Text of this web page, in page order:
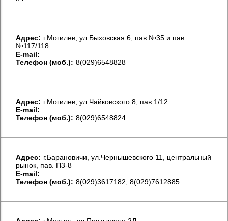
Aдрес: г.Могилев, ул.Быховская 6, пав.№35 и пав.
№117/118
E-mail:
Телефон (моб.): 8(029)6548828
Aдрес: г.Могилев, ул.Чайковского 8, пав 1/12
E-mail:
Телефон (моб.): 8(029)6548824
Aдрес: г.Барановичи, ул.Чернышевского 11, центральный
рынок, пав. П3-8
E-mail:
Телефон (моб.): 8(029)3617182, 8(029)7612885